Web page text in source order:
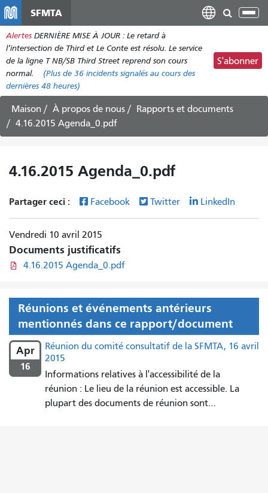
contenu
principal
SFMTA
Alertes DERNIÈRE MISE À JOUR : Le retard à
l’intersection de Third et Le Conte est résolu. Le service
de la ligne T NB/SB Third Street reprend son cours
normal.
(Plus de 36 incidents signalés au cours des
dernières 48 heures)
S'abonner
Maison À propos de nous
Rapports et documents
4.16.2015 Agenda_0.pdf
4.16.2015 Agenda_0.pdf
Partager ceci : Facebook Twitter LinkedIn
Vendredi 10 avril 2015
Documents justificatifs
4.16.2015 Agenda_0.pdf
Réunions et événements antérieurs
mentionnés dans ce rapport/document
Apr
16
Réunion du comité consultatif de la SFMTA, 16 avril
2015
Informations relatives à l'accessibilité de la
réunion : Le lieu de la réunion est accessible. La
plupart des documents de réunion sont…